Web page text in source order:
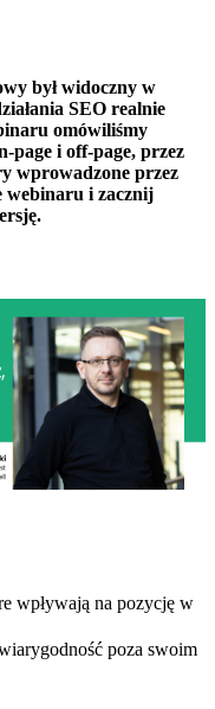
był widoczny w
SEO realnie
omówiliśmy
page i off-page, przez
wprowadzone przez
webinaru i zacznij
wpływają na pozycję w
poza swoim